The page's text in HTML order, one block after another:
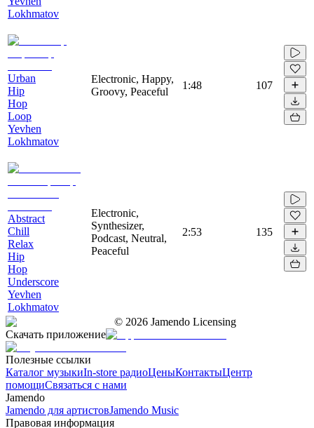
Lokhmatov
Urban
Hip
Hop
Loop
Yevhen
Lokhmatov
Electronic, Happy,
Groovy, Peaceful
1:48 107
Abstract
Chill
Relax
Hip
Hop
Underscore
Yevhen
Lokhmatov
Electronic,
Synthesizer,
Podcast, Neutral,
Peaceful
2:53 135
© 2026 Jamendo Licensing
Скачать приложение
Полезные ссылки
Каталог музыкиIn-store радиоЦеныКонтактыЦентр
помощиСвязаться с нами
Jamendo
Jamendo для артистовJamendo Music
Правовая информация